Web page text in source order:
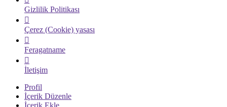
Gizlilik Politikası
Çerez (Cookie) yasası
Feragatname
İletişim
Profil
İçerik Düzenle
İçerik Ekle